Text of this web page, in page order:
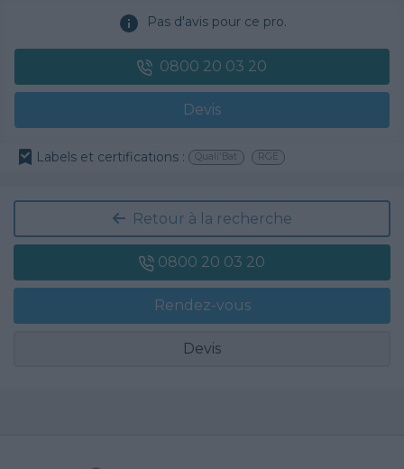
Pas d'avis pour ce pro.
0800 20 03 20
Devis
Labels et certifications : Quali'Bat RGE
Retour à la recherche
0800 20 03 20
Rendez-vous
Devis